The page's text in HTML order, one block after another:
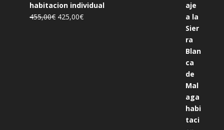
habitacion individual
455,00€ El
425,00€El